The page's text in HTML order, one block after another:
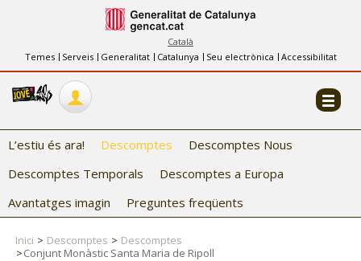
Català
Temes
Serveis Generalitat Catalunya Seu electrònica Accessibilitat
INFORMACIÓ
FES-TE EL CJ
COL·LABORADORS
CJ ADOLESCENTS
L’estiu és ara! Descomptes
Descomptes Nous
Descomptes Temporals
Descomptes a Europa
Avantatges imagin
Preguntes freqüents
Inici Descomptes
Descomptes
Conjunt Monàstic Santa Maria de Ripoll